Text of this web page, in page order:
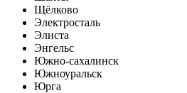
Щёлково
Электросталь
Элиста
Энгельс
Южно-сахалинск
Южноуральск
Юрга